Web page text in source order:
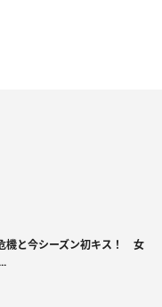
機と今シーズン初キス！ 女